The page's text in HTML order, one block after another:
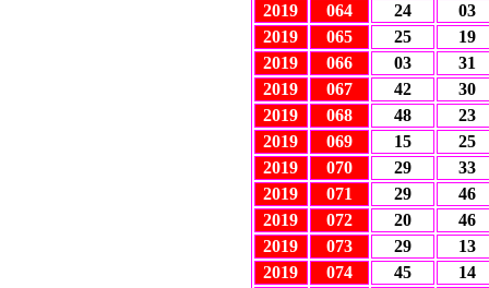
2019
064 24
03
2019
065 25
19
2019
066 03
31
2019
067 42
30
2019
068 48
23
2019
069 15
25
2019
070 29
33
2019
071 29
46
2019
072 20
46
2019
073 29
13
2019
074 45
14